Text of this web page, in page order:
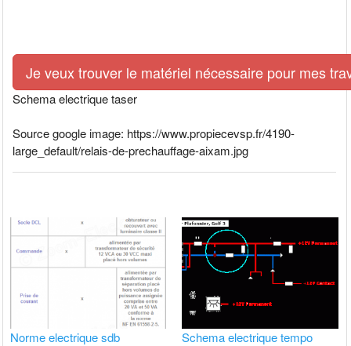
Je veux trouver le matériel nécessaire pour mes
Schema electrique taser
Source google image: https://www.propiecevsp.fr/4190-
large_default/relais-de-prechauffage-aixam.jpg
Norme electrique sdb Schema electrique tempo